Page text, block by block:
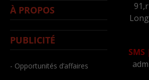
À PROPOS
PUBLICITÉ
- Opportunités d’affaires
SMS